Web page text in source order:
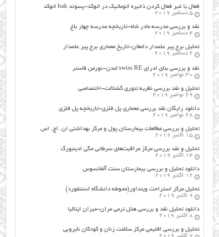
فعال یا غیر فعال کردن ذخیره اتوماتیک در اتوکد-پسوند bak اتوکد
5 دسامبر 2019
نقد و بررسی مدرسه مادر شاه-تاریخچه مدرسه چهار باغ
4 دسامبر 2019
تحلیل برج پیر علمدار دامغان-تاریخ معماری برج پیر علمدار
2 دسامبر 2019
نقد و بررسی بنای ادرای swiss RE لندن-نورمن فاستر
30 نوامبر 2019
تحلیل و نقد بررسی نظریه تئوری گشتالت-اختصاصی
29 نوامبر 2019
دانلود رایگان نقد بررسی معماری پل فلزی-تاریخچه پل فلزی
28 نوامبر 2019
تحلیل و بررسی مطالعات بیمارستان پول و مرکز بهداشتی ان. اچ. اس
15 اکتبر 2019
تحلیل و نقد بررسی مرکز مراقبت‌های سرطانی مگی ادینبورگ
14 اکتبر 2019
دانلود تحلیل و بررسی بیمارستان سنت آلفانسوس
12 اکتبر 2019
تحلیل مرکز استراحت وینداور(محوطه دانشگاه استنفورد)
9 اکتبر 2019
دانلود تحلیل نقد و بررسی هتل ترمی مران-میران ایتالیا
8 اکتبر 2019
تحلیل و بررسی اقلیمی مرکز سلامت زنان و کودکان نایروبی